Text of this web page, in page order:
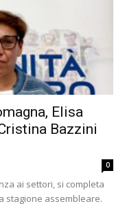
Elisa
Bazzini
0
ai settori, si completa
stagione assembleare.